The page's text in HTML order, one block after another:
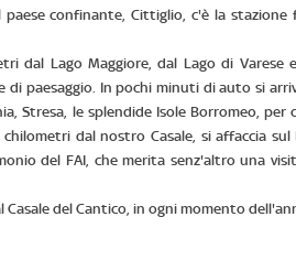
paese confinante, Cittiglio, c'è la
dal Lago Maggiore, dal Lago di Varese
paesaggio. In pochi minuti di auto si
Stresa, le splendide Isole Borromeo, per
dal nostro Casale, si affaccia
del FAI, che merita senz'altro una
del Cantico, in ogni momento